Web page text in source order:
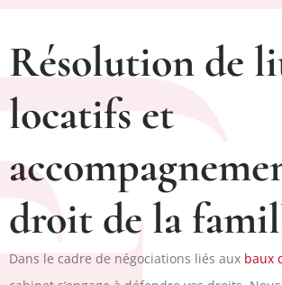
Résolution de
locatifs et
droit de la
Dans le cadre de négociations liés aux baux